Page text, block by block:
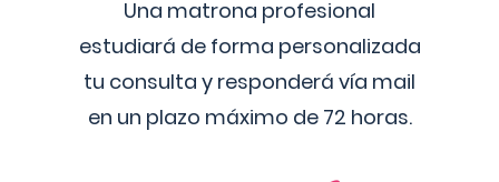
Una matrona profesional
estudiará de forma personalizada
tu consulta y responderá vía mail
en un plazo máximo de 72 horas.